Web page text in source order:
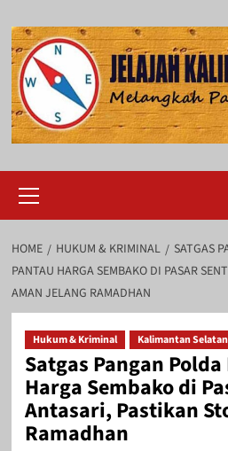
to
content
Menu
HOME HUKUM & KRIMINAL
SATGAS
PANTAU HARGA SEMBAKO DI PASAR
AMAN JELANG RAMADHAN
Hukum & Kriminal Kalimantan Selatan
Satgas Pangan
Harga Sembako di
Antasari, Pastikan
Ramadhan